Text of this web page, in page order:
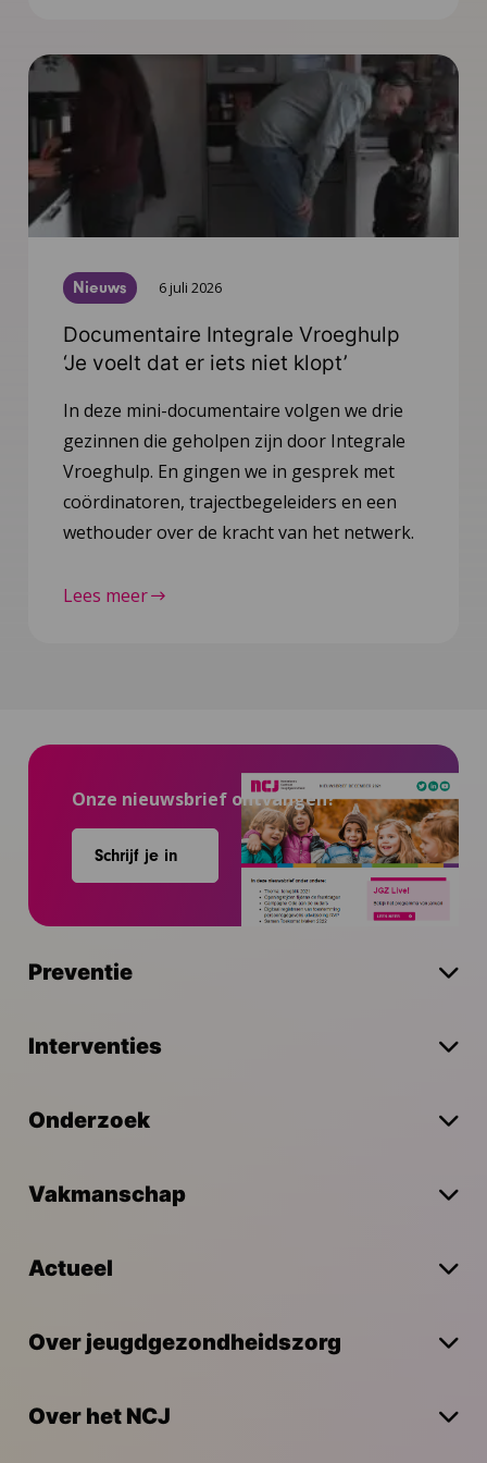
Nieuws 6 juli 2026
Documentaire Integrale Vroeghulp
‘Je voelt dat er iets niet klopt’
In deze mini-documentaire volgen we drie
gezinnen die geholpen zijn door Integrale
Vroeghulp. En gingen we in gesprek met
coördinatoren, trajectbegeleiders en een
wethouder over de kracht van het netwerk.
Lees meer
Onze nieuwsbrief ontvangen?
Schrijf je in
Preventie
Interventies
Onderzoek
Vakmanschap
Actueel
Over jeugdgezondheidszorg
Over het NCJ